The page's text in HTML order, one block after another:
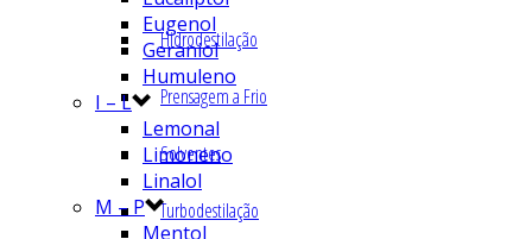
Hidrodestilação
Prensagem a Frio
Solventes
Turbodestilação
Eugenol
Geraniol
Humuleno
I – L
Lemonal
Limoneno
Linalol
M – P
Mentol